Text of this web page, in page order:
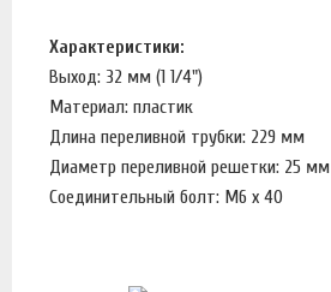
Характеристики:
Выход: 32 мм (1 1/4")
Материал: пластик
Длина переливной трубки: 229 мм
Диаметр переливной решетки: 25 мм
Соединительный болт: М6 х 40